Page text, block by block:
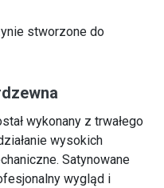
stworzone do
wykonany z trwałego
wysokich
Satynowane
wygląd i